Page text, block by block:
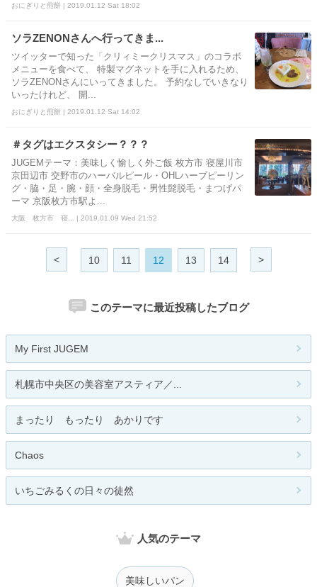
おにぎりと煎餅 | 2019.01.12 Sat 18:02
ソラZENONさんへ行ってきま...
ツイッターで知った「クリィミークリスマス」のコラボ
メニューを食べて、 特製マグネットを手に入れるため、
ソラZENONさんにいってきました。 予約なしでいきなり
いったけれど、 開...
おにぎりと煎餅 | 2019.01.12 Sat 14:02
＃タグはエクスタシー？？？
JUGEMテーマ：美味しく愉しく外ご飯 枚方市 寝屋川市
京田辺市 交野市のハーバルピール・OHLハーブピーリン
グ・脇・足・腕・顔・全身脱毛・男性髭脱毛・まつげパ
ーマ 京阪枚方市駅よ...
大阪 枚方市 寝... | 2019.01.09 Wed 21:52
< 10 11 12 13 14 >
このテーマに最近投稿したブログ
My First JUGEM
札幌市中央区の美容室アスティア／...
まったり もったり あかりです
Chaos
いちごみるくの日々の徒然
人気のテーマ
美味しいパン